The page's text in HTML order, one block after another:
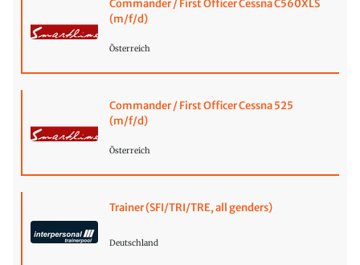
Commander / First Officer Cessna C560XLS
(m/f/d)
Österreich
Commander / First Officer Cessna 525
(m/f/d)
Österreich
Trainer (SFI/TRI/TRE, all genders)
Deutschland